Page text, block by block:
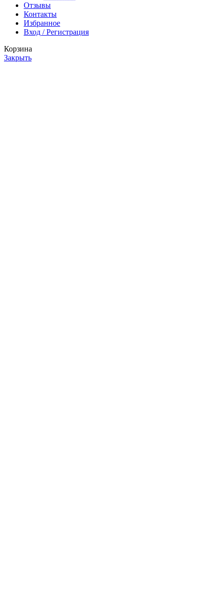
Отзывы
Контакты
Избранное
Вход / Регистрация
Корзина
Закрыть